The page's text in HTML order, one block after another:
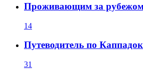
Проживающим за
14
Путеводитель по
31